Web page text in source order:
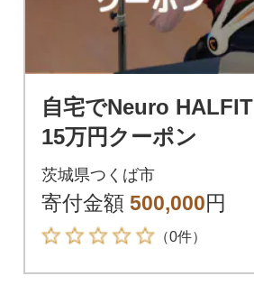
自宅でNeuro HALFIT
15万円クーポン
茨城県つくば市
寄付金額 500,000円
（0件）